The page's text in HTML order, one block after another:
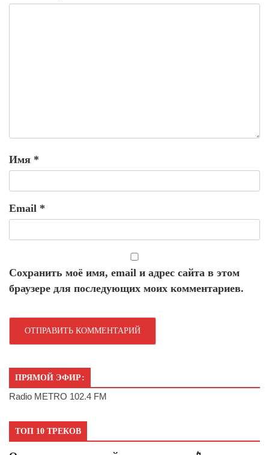
Имя *
Email *
Сохранить моё имя, email и адрес сайта в этом
браузере для последующих моих комментариев.
ПРЯМОЙ ЭФИР:
Radio METRO 102.4 FM
ТОП 10 ТРЕКОВ